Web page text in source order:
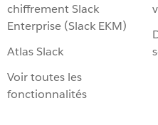
chiffrement Slack
Enterprise (Slack EKM)
Atlas Slack
Voir toutes les
fonctionnalités